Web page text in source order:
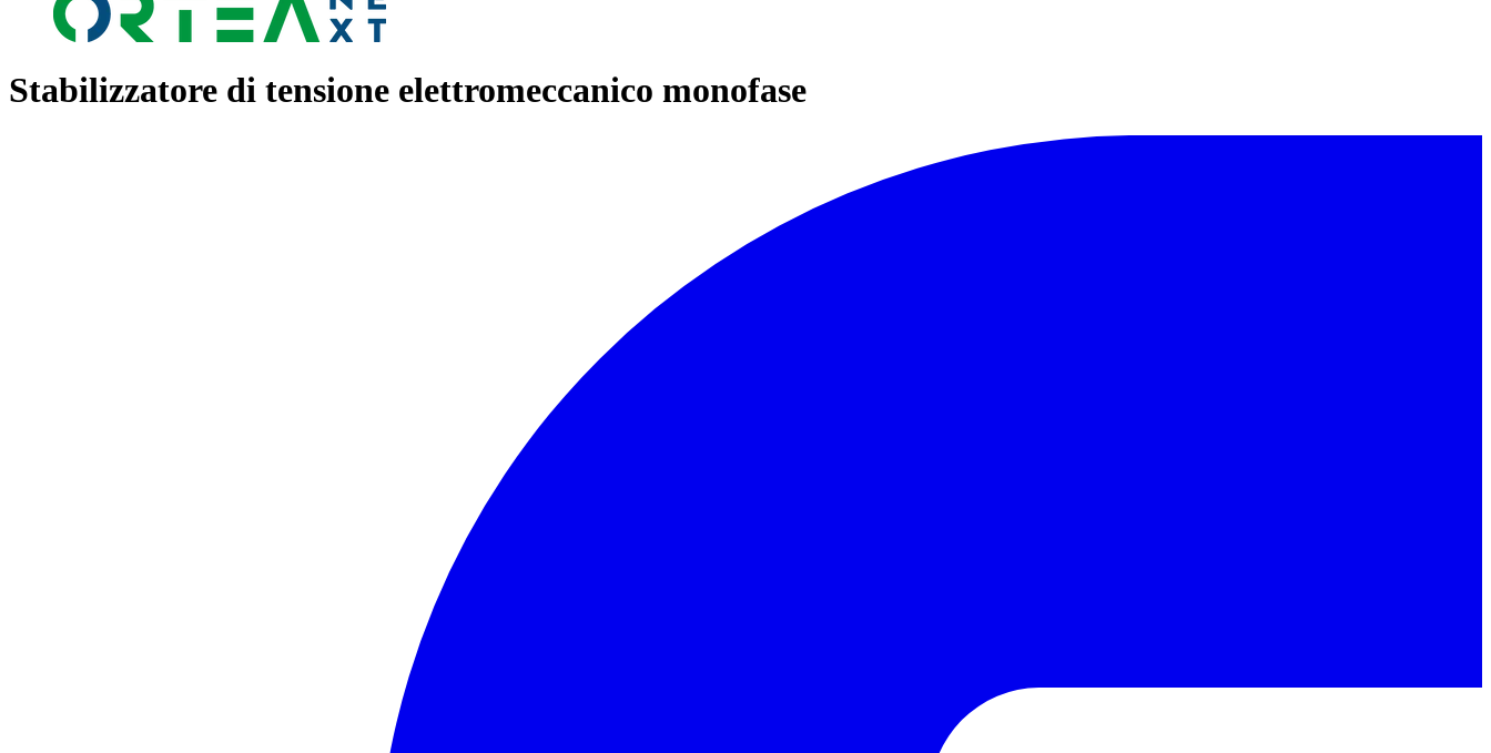
Stabilizzatore di tensione elettromeccanico monofase